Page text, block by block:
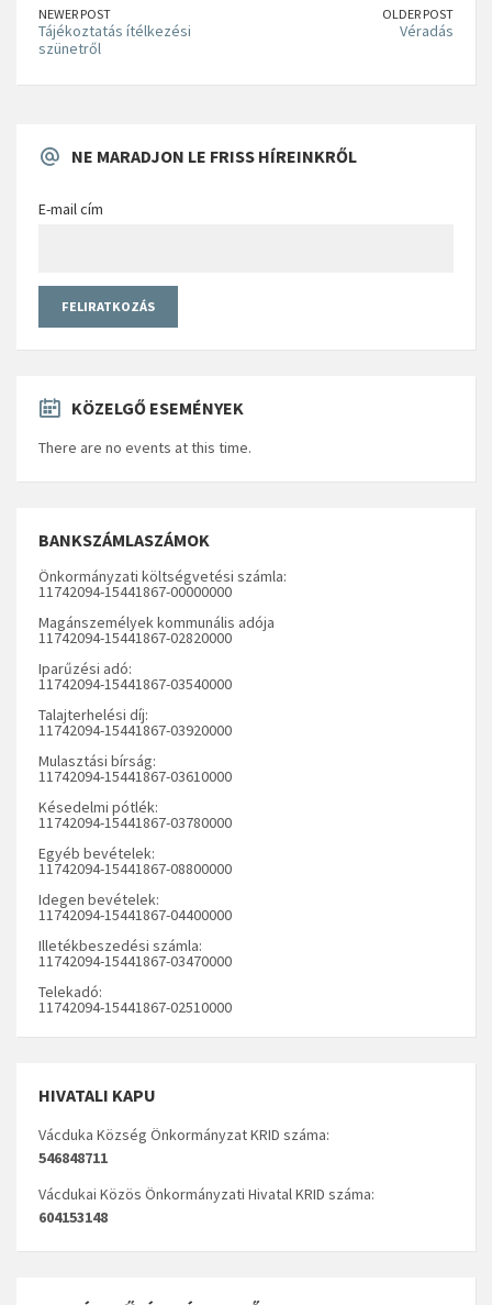
NEWER POST
Tájékoztatás ítélkezési
szünetről
OLDER POST
Véradás
NE MARADJON LE FRISS HÍREINKRŐL
E-mail cím
KÖZELGŐ ESEMÉNYEK
There are no events at this time.
BANKSZÁMLASZÁMOK
Önkormányzati költségvetési számla:
11742094-15441867-00000000
Magánszemélyek kommunális adója
11742094-15441867-02820000
Iparűzési adó:
11742094-15441867-03540000
Talajterhelési díj:
11742094-15441867-03920000
Mulasztási bírság:
11742094-15441867-03610000
Késedelmi pótlék:
11742094-15441867-03780000
Egyéb bevételek:
11742094-15441867-08800000
Idegen bevételek:
11742094-15441867-04400000
Illetékbeszedési számla:
11742094-15441867-03470000
Telekadó:
11742094-15441867-02510000
HIVATALI KAPU
Vácduka Község Önkormányzat KRID száma:
546848711
Vácdukai Közös Önkormányzati Hivatal KRID száma:
604153148